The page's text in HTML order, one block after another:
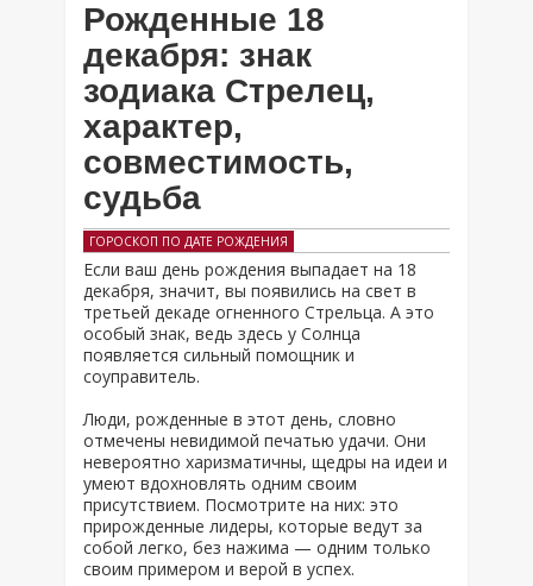
Рожденные 18
декабря: знак
зодиака Стрелец,
характер,
совместимость,
судьба
ГОРОСКОП ПО ДАТЕ РОЖДЕНИЯ
Если ваш день рождения выпадает на 18
декабря, значит, вы появились на свет в
третьей декаде огненного Стрельца. А это
особый знак, ведь здесь у Солнца
появляется сильный помощник и
соуправитель.
Люди, рожденные в этот день, словно
отмечены невидимой печатью удачи. Они
невероятно харизматичны, щедры на идеи и
умеют вдохновлять одним своим
присутствием. Посмотрите на них: это
прирожденные лидеры, которые ведут за
собой легко, без нажима — одним только
своим примером и верой в успех.